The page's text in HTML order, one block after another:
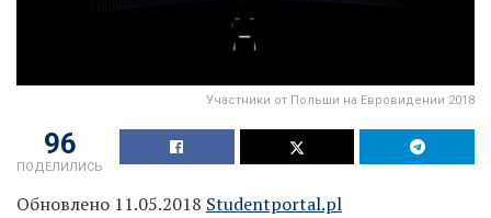
Участники от Польши на Евровидении 2018
96
ПОДЕЛИЛИСЬ
Обновлено 11.05.2018 Studentportal.pl